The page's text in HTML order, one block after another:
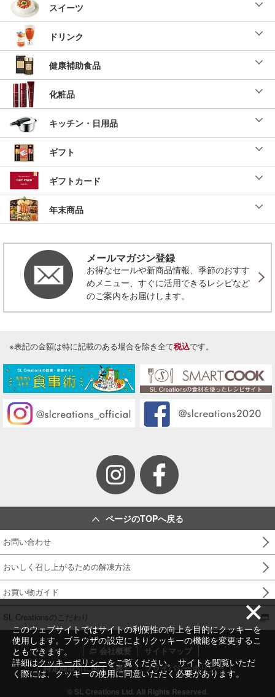
このウェブサイトではサイトの利便性の向上を目的にクッキーを
使用します。ブラウザの設定によりクッキーの機能を変更するこ
ともできます。
詳細はクッキーポリシーをご覧ください。 サイトを閲覧いただ
く際には、クッキーの使用に同意いただく必要があります。
２０２５中華祭り「菊池晋作シェフレシピ」
（ＳＬＣ倶楽部２０２５年９月号）
スイーツ
ドリンク
健康補助食品
化粧品
キッチン・日用品
ギフト
ギフトカード
年末商品
メールマガジン登録
お得なセールや新商品情報、季節のおすす
めメニュー、すぐに活用できるレシピなど
のご案内をお届けします。
※表記の金額は特に記載のある場合を除き全て税込です。
ページのTOPへ戻る
お問い合わせ
おいしく召し上がるための解凍方法
お買い物ガイド
SL Creationsのこだわり
会社概要
サイトマップ
特定商取引に関する表記
プライバシーポリシー
© SL Creations Ltd. All Rights Reserved.